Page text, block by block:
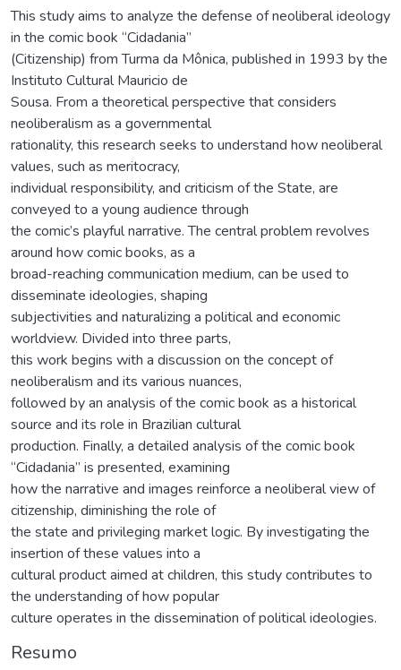
This study aims to analyze the defense of neoliberal ideology
in the comic book “Cidadania”
(Citizenship) from Turma da Mônica, published in 1993 by the
Instituto Cultural Mauricio de
Sousa. From a theoretical perspective that considers
neoliberalism as a governmental
rationality, this research seeks to understand how neoliberal
values, such as meritocracy,
individual responsibility, and criticism of the State, are
conveyed to a young audience through
the comic’s playful narrative. The central problem revolves
around how comic books, as a
broad-reaching communication medium, can be used to
disseminate ideologies, shaping
subjectivities and naturalizing a political and economic
worldview. Divided into three parts,
this work begins with a discussion on the concept of
neoliberalism and its various nuances,
followed by an analysis of the comic book as a historical
source and its role in Brazilian cultural
production. Finally, a detailed analysis of the comic book
“Cidadania” is presented, examining
how the narrative and images reinforce a neoliberal view of
citizenship, diminishing the role of
the state and privileging market logic. By investigating the
insertion of these values into a
cultural product aimed at children, this study contributes to
the understanding of how popular
culture operates in the dissemination of political ideologies.
Resumo